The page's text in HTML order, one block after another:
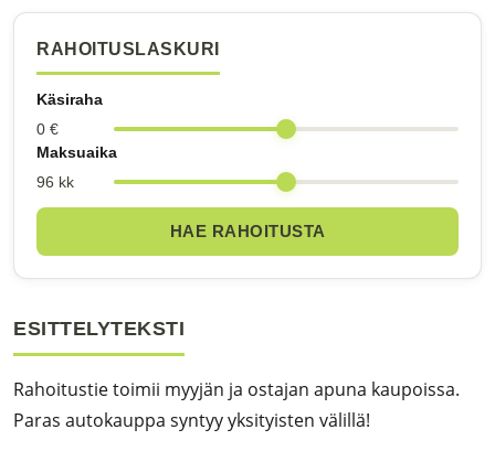
RAHOITUSLASKURI
Käsiraha
0 €
Maksuaika
96 kk
HAE RAHOITUSTA
ESITTELYTEKSTI
Rahoitustie toimii myyjän ja ostajan apuna kaupoissa.
Paras autokauppa syntyy yksityisten välillä!